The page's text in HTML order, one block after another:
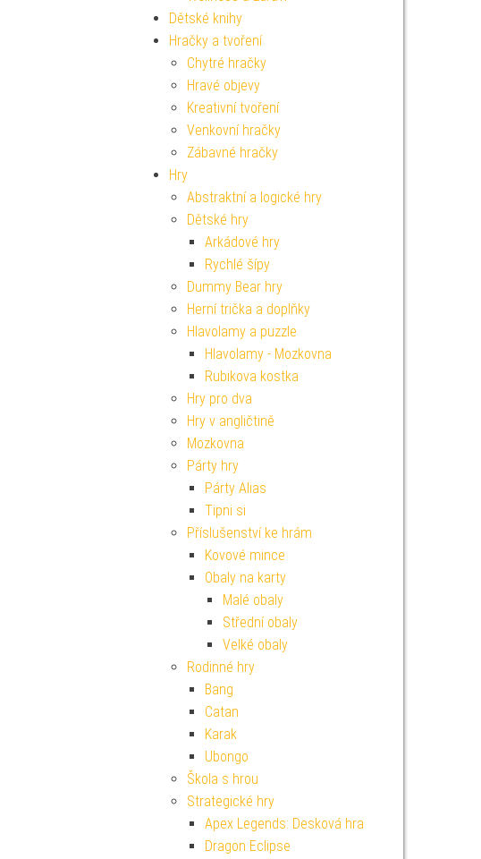
Dětské knihy
Hračky a tvoření
Chytré hračky
Hravé objevy
Kreativní tvoření
Venkovní hračky
Zábavné hračky
Hry
Abstraktní a logické hry
Dětské hry
Arkádové hry
Rychlé šípy
Dummy Bear hry
Herní trička a doplňky
Hlavolamy a puzzle
Hlavolamy - Mozkovna
Rubikova kostka
Hry pro dva
Hry v angličtině
Mozkovna
Párty hry
Párty Alias
Tipni si
Příslušenství ke hrám
Kovové mince
Obaly na karty
Malé obaly
Střední obaly
Velké obaly
Rodinné hry
Bang
Catan
Karak
Ubongo
Škola s hrou
Strategické hry
Apex Legends: Desková hra
Dragon Eclipse